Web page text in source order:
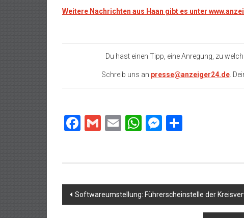
Weitere Nachrichten aus Haan gibt es unter
Du hast einen Tipp, eine Anregung, zu
Schreib uns an presse@anzeiger24.de.
Facebook
GmailEmailWhatsApp
Messenger
Beitragsnavigation
Softwareumstellung: Führerscheinstelle der